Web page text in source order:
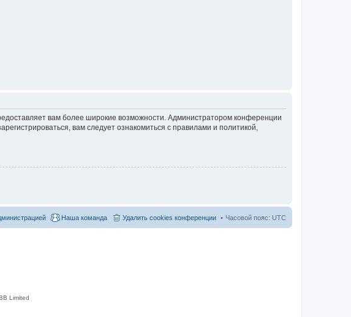
вам более широкие возможности. Администратором конференции
вам следует ознакомиться с правилами и политикой,
Часовой пояс: UTC
Удалить cookies конференции
Наша команда
Limited